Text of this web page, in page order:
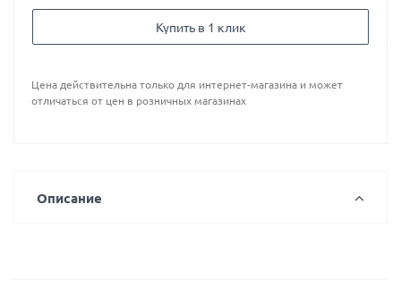
Купить в 1 клик
Цена действительна только для интернет-магазина и может
отличаться от цен в розничных магазинах
Описание